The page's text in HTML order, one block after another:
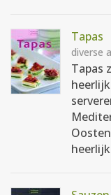
Tapas
diverse
Tapas